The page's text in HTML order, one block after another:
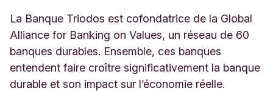
La Banque Triodos est cofondatrice de la Global
Alliance for Banking on Values, un réseau de 60
banques durables. Ensemble, ces banques
entendent faire croître significativement la banque
durable et son impact sur l’économie réelle.